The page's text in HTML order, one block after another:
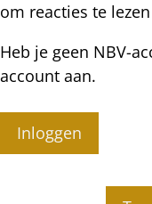
om reacties te
Heb je geen NBV-
account aan.
Inloggen